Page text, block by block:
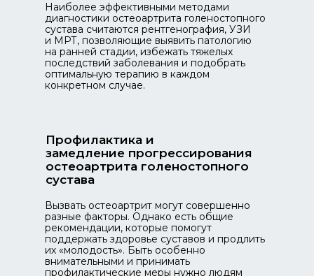
Наиболее эффективными методами
диагностики остеоартрита голеностопного
сустава считаются рентгенография, УЗИ
и МРТ, позволяющие выявить патологию
на ранней стадии, избежать тяжелых
последствий заболевания и подобрать
оптимальную терапию в каждом
конкретном случае.
Профилактика и
замедление прогрессирования
остеоартрита голеностопного
сустава
Вызвать остеоартрит могут совершенно
разные факторы. Однако есть общие
рекомендации, которые помогут
поддержать здоровье суставов и продлить
их «молодость». Быть особенно
внимательными и принимать
профилактические меры нужно людям